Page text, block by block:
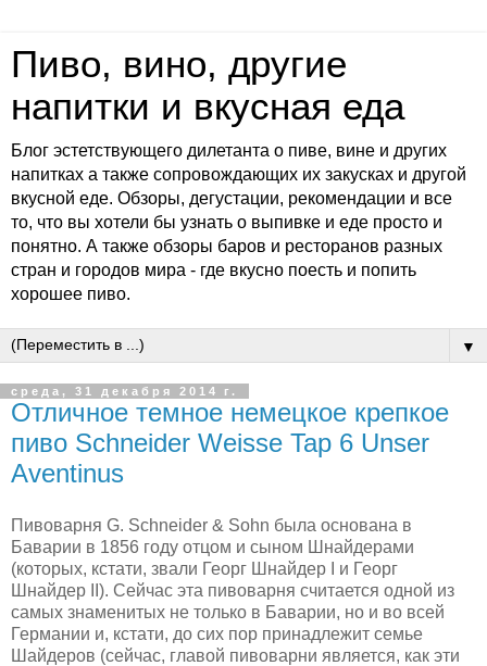
Пиво, вино, другие
напитки и вкусная еда
Блог эстетствующего дилетанта о пиве, вине и других
напитках а также сопровождающих их закусках и другой
вкусной еде. Обзоры, дегустации, рекомендации и все
то, что вы хотели бы узнать о выпивке и еде просто и
понятно. А также обзоры баров и ресторанов разных
стран и городов мира - где вкусно поесть и попить
хорошее пиво.
▼
среда, 31 декабря 2014 г.
Отличное темное немецкое крепкое
пиво Schneider Weisse Tap 6 Unser
Aventinus
Пивоварня G. Schneider & Sohn была основана в
Баварии в 1856 году отцом и сыном Шнайдерами
(которых, кстати, звали Георг Шнайдер I и Георг
Шнайдер II). Сейчас эта пивоварня считается одной из
самых знаменитых не только в Баварии, но и во всей
Германии и, кстати, до сих пор принадлежит семье
Шайдеров (сейчас, главой пивоварни является, как эти